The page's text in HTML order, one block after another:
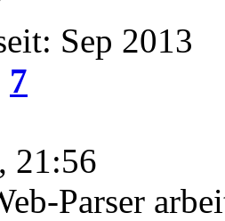
Sep 2013
7
21:56
Parser